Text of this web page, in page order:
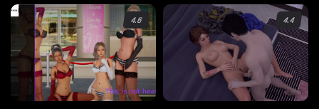
RENPY
RUFFLE
HTML
4.6 4.4